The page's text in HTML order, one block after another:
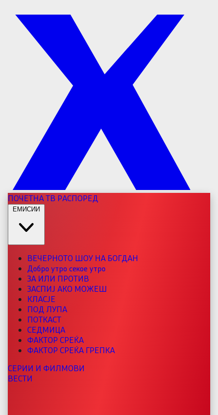
ПОЧЕТНАТВ РАСПОРЕД
ЕМИСИИ
ВЕЧЕРНОТО ШОУ НА БОГДАН
Добро утро секое утро
ЗА ИЛИ ПРОТИВ
ЗАСПИЈ АКО МОЖЕШ
КЛАСЈЕ
ПОД ЛУПА
ПОТКАСТ
СЕДМИЦА
ФАКТОР СРЕЌА
ФАКТОР СРЕЌА ГРЕПКА
СЕРИИ И ФИЛМОВИ
ВЕСТИ